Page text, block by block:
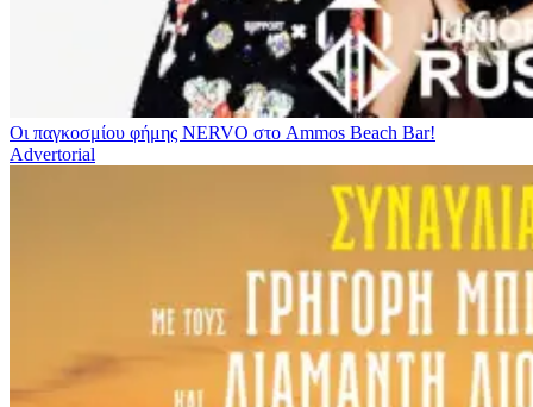
Οι παγκοσμίου φήμης NERVO στο Ammos Beach Bar!
Advertorial